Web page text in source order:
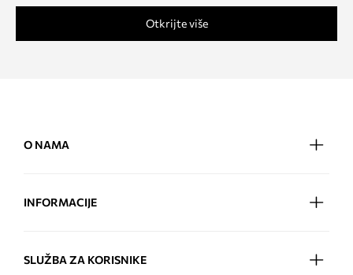
Otkrijte više
O NAMA
INFORMACIJE
SLUŽBA ZA KORISNIKE